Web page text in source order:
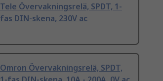
Tele Övervakningsrelä, SPDT, 1-
fas DIN-skena, 230V ac
Omron Övervakningsrelä, SPDT,